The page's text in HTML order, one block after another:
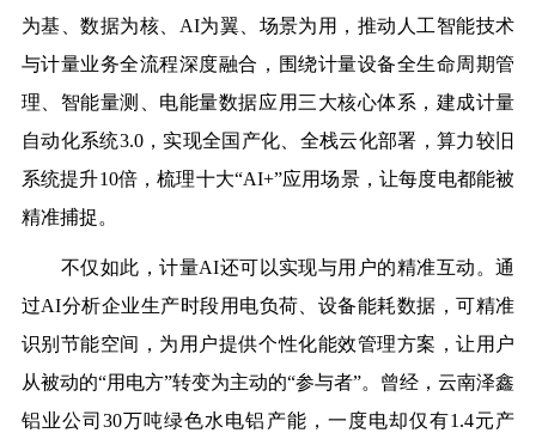
为基、数据为核、AI为翼、场景为用，推动人工智能技术
与计量业务全流程深度融合，围绕计量设备全生命周期管
理、智能量测、电能量数据应用三大核心体系，建成计量
自动化系统3.0，实现全国产化、全栈云化部署 ，算力较旧
系统提升10倍 ，梳理十大“AI+”应用场景，让每度电都能被
精准捕捉。
不仅如此，计量AI还可以实现与用户的精准互动 。通
过AI分析企业生产时段用电负荷、设备能耗数据，可精准
识别节能空间，为用户提供个性化能效管理方案 ，让用户
从被动的“用电方”转变为主动的“参与者”。 曾经，云南泽鑫
铝业公司30万吨绿色水电铝产能， 一度电却仅有1.4元产